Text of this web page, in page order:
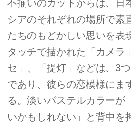
不揃いのカットからは、日
シアのそれぞれの場所で素
たちのもどかしい思いを表
タッチで描かれた「カメラ
セ」、「提灯」などは、3
であり、彼らの恋模様にま
る。淡いパステルカラーが
いかもしれない」と背中を